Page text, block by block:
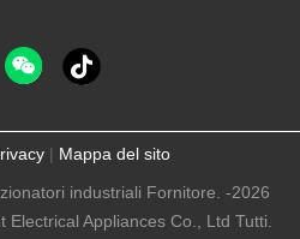
| Mappa del sito
industriali Fornitore. -2026
Appliances Co., Ltd Tutti.